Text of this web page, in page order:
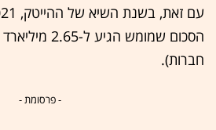
חברות).
- פרסומת -